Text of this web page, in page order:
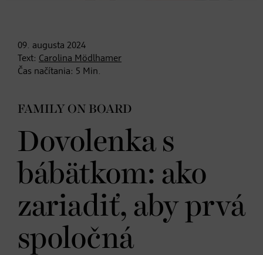
09. augusta 2024
Text: Carolina Mödlhamer
Čas načítania: 5 Min.
FAMILY ON BOARD
Dovolenka s
bábätkom: ako
zariadiť, aby prvá
spoločná